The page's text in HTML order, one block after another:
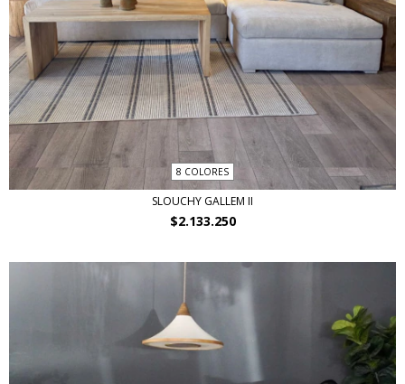
8 COLORES
SLOUCHY GALLEM II
$2.133.250